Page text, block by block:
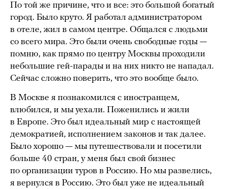
По той же причине, что и все: это большой богатый
город. Было круто. Я работал администратором
в отеле, жил в самом центре. Общался с людьми
со всего мира. Это были очень свободные годы —
помню, как прямо по центру Москвы проходили
небольшие гей-парады и на них никто не нападал.
Сейчас сложно поверить, что это вообще было.
В Москве я познакомился с иностранцем,
влюбился, и мы уехали. Поженились и жили
в Европе. Это был идеальный мир с настоящей
демократией, исполнением законов и так далее.
Было хорошо — мы путешествовали и посетили
больше 40 стран, у меня был свой бизнес
по организации туров в Россию. Но мы развелись,
я вернулся в Россию. Это был уже не идеальный